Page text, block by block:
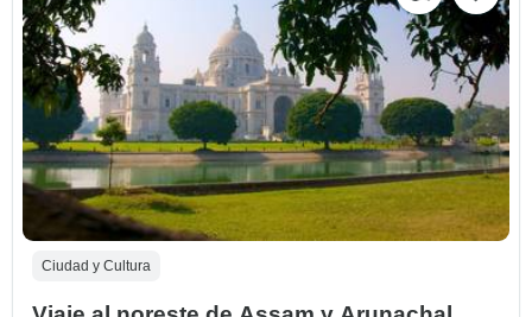
Ciudad y Cultura